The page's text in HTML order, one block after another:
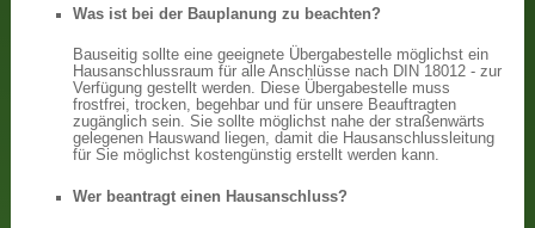
Was ist bei der Bauplanung zu beachten?
Bauseitig sollte eine geeignete Übergabestelle möglichst ein
Hausanschlussraum für alle Anschlüsse nach DIN 18012 - zur
Verfügung gestellt werden. Diese Übergabestelle muss
frostfrei, trocken, begehbar und für unsere Beauftragten
zugänglich sein. Sie sollte möglichst nahe der straßenwärts
gelegenen Hauswand liegen, damit die Hausanschlussleitung
für Sie möglichst kostengünstig erstellt werden kann.
Wer beantragt einen Hausanschluss?